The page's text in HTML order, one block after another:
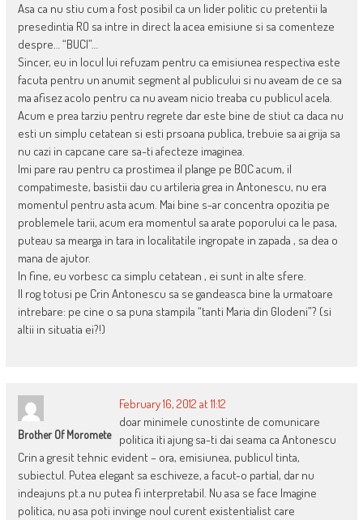
Asa ca nu stiu cum a fost posibil ca un lider politic cu pretentii la
presedintia RO sa intre in direct la acea emisiune si sa comenteze
despre… “BUCI”…
Sincer, eu in locul lui refuzam pentru ca emisiunea respectiva este
facuta pentru un anumit segment al publicului si nu aveam de ce sa
ma afisez acolo pentru ca nu aveam nicio treaba cu publicul acela.
Acum e prea tarziu pentru regrete dar este bine de stiut ca daca nu
esti un simplu cetatean si esti prsoana publica, trebuie sa ai grija sa
nu cazi in capcane care sa-ti afecteze imaginea.
Imi pare rau pentru ca prostimea il plange pe BOC acum, il
compatimeste, basistii dau cu artileria grea in Antonescu, nu era
momentul pentru asta acum. Mai bine s-ar concentra opozitia pe
problemele tarii, acum era momentul sa arate poporului ca le pasa,
puteau sa mearga in tara in localitatile ingropate in zapada , sa dea o
mana de ajutor.
In fine, eu vorbesc ca simplu cetatean , ei sunt in alte sfere.
Il rog totusi pe Crin Antonescu sa se gandeasca bine la urmatoare
intrebare: pe cine o sa puna stampila “tanti Maria din Glodeni”? (si
altii in situatia ei?!)
Brother Of Moromete
February 16, 2012 at 11:12
doar minimele cunostinte de comunicare
politica iti ajung sa-ti dai seama ca Antonescu
Crin a gresit tehnic evident – ora, emisiunea, publicul tinta,
subiectul. Putea elegant sa eschiveze, a facut-o partial, dar nu
indeajuns pt.a nu putea fi interpretabil. Nu asa se face Imagine
politica, nu asa poti invinge noul curent existentialist care